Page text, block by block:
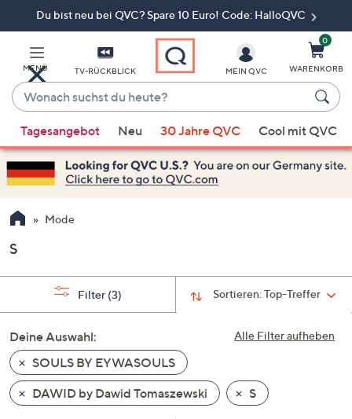
Du bist neu bei QVC? Spare 10 Euro! Code: HalloQVC
MENÜ TV-RÜCKBLICK
Wonach
suchst
du
heute?
Vorschläge
verfügbar
sind,
verwenden
Sie
Pfeiltasten
nach
und
nach
unten
oder
wischen
Sie
MEIN QVC
0
WARENKORB
Tagesangebot Neu 30 Jahre QVC Cool mit QVC
Mode
S
Sortieren:Top-Treffer
Filter (3)
Alle Filter aufheben
Deine Auswahl:
SOULS BY EYWASOULS
DAWID by Dawid Tomaszewski
S